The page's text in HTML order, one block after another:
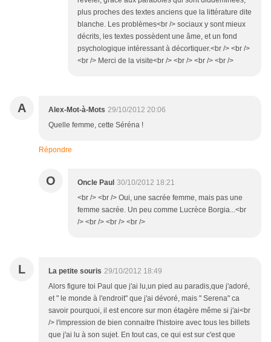
plus proches des textes anciens que la littérature dite
blanche. Les problèmes<br /> sociaux y sont mieux
décrits, les textes possèdent une âme, et un fond
psychologique intéressant à décortiquer.<br /> <br />
<br /> Merci de la visite<br /> <br /> <br /> <br />
A Alex-Mot-à-Mots 29/10/2012 20:06
Quelle femme, cette Séréna !
Répondre
O Oncle Paul 30/10/2012 18:21
<br /> <br /> Oui, une sacrée femme, mais pas une
femme sacrée. Un peu comme Lucrèce Borgia...<br
/> <br /> <br /> <br />
L La petite souris 29/10/2012 18:49
Alors figure toi Paul que j'ai lu,un pied au paradis,que j'adoré,
et " le monde à l'endroit" que j'ai dévoré, mais " Serena" ca
savoir pourquoi, il est encore sur mon étagère même si j'ai<br
/> l'impression de bien connaitre l'histoire avec tous les billets
que j'ai lu à son sujet. En tout cas, ce qui est sur c'est que